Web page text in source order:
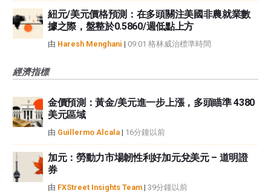
紐元/美元價格預測：在多頭關注美國非農就業數
據之際，盤整於0.5860/週低點上方
由 Haresh Menghani | 09:01 格林威治標準時間
經濟指標
金價預測：黃金/美元進一步上漲，多頭瞄準 4380
美元區域
由 Guillermo Alcala | 16分鐘以前
加元：勞動力市場韌性利好加元兌美元 – 道明證
券
由 FXStreet Insights Team | 39分鐘以前